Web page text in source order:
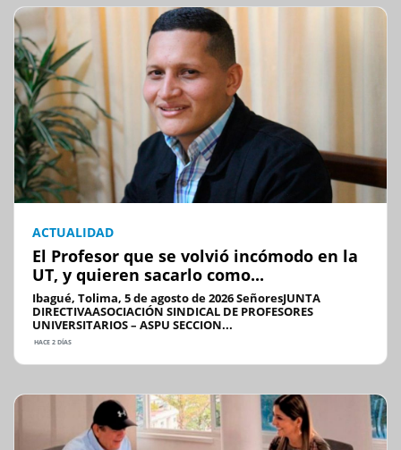
ACTUALIDAD
El Profesor que se volvió incómodo en la
UT, y quieren sacarlo como...
Ibagué, Tolima, 5 de agosto de 2026 SeñoresJUNTA
DIRECTIVAASOCIACIÓN SINDICAL DE PROFESORES
UNIVERSITARIOS – ASPU SECCION...
HACE 2 DÍAS